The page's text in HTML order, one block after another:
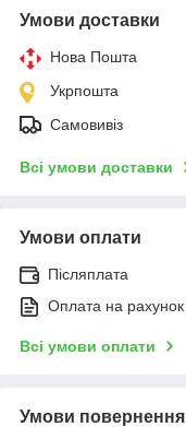
Умови доставки
Нова Пошта
Укрпошта
Самовивіз
Всі умови доставки
Умови оплати
Післяплата
Оплата на рахунок
Всі умови оплати
Умови повернення